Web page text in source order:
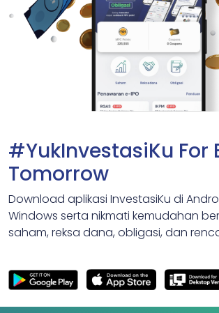
#YukInvestasiKu For
Tomorrow
Download aplikasi InvestasiKu di
Windows serta nikmati kemudahan
saham, reksa dana, obligasi, dan